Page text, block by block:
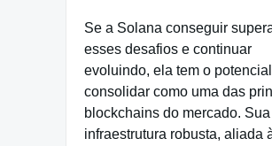
Se a Solana conseguir
esses desafios e continuar
evoluindo, ela tem o
consolidar como uma das
blockchains do mercado. Sua
infraestrutura robusta, aliada